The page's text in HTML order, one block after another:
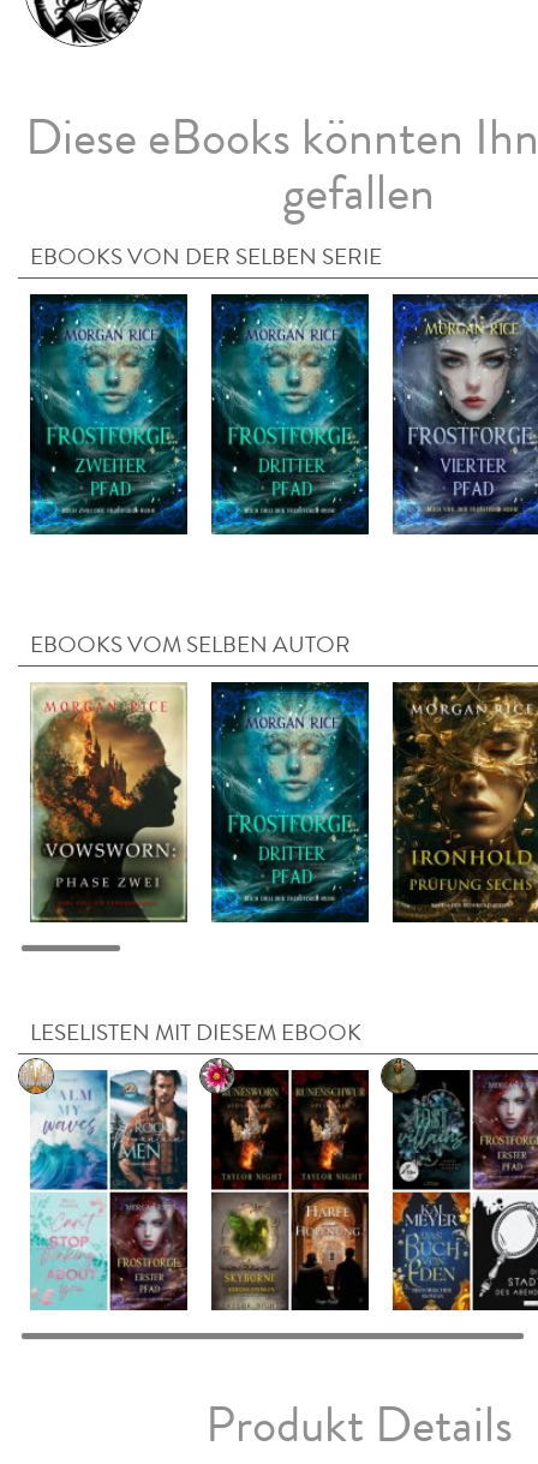
Diese eBooks könnten
gefallen
EBOOKS VON DER SELBEN SERIE
EBOOKS VOM SELBEN AUTOR
LESELISTEN MIT DIESEM EBOOK
Produkt Details